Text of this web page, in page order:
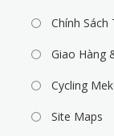
Chính Sách
Giao Hàng
Cycling
Site Maps